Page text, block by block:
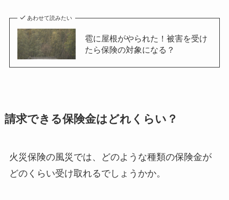
あわせて読みたい
雹に屋根がやられた！被害を受け
たら保険の対象になる？
請求できる保険金はどれくらい？
火災保険の風災では、どのような種類の保険金が
どのくらい受け取れるでしょうかか。